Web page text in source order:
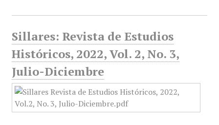
Sillares: Revista de Estudios
Históricos, 2022, Vol. 2, No. 3,
Julio-Diciembre